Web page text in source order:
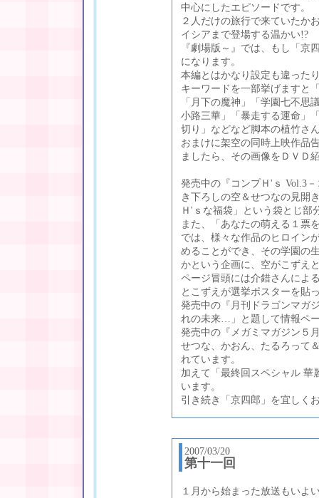
中心にしたエピソードです。
２人だけの旅行で来ていた
イシアまで登場する温かい!?
『劇場版～』では、もし「京
になります。
本編とはかなり設定も違った
キーワードを一部挙げますと
「月下の魔神」「学園七不思
小路三華」「暴走する運命」
切り」などなど脚本の植竹さ
おまけに架空の同時上映作品
ましたら、その画像をＤＶＤ
発売中の『コンプＨ'ｓ Vol.3
き下ろしの空＆せつなの見開
Ｈ'ｓな福袋」という袋とじ部
また、「あなたの萌える１票
では、様々な作品のヒロイン
めることができ、その学園の
かという企画に、空がこずえ
ページ冒頭には介錯さんによ
とこずえが選挙ポスターを貼
発売中の『月刊ドラゴンマガ
れの未来…」と題して情報ペ
発売中の『メガミマガジン５
せつな、かおん、たるろって
れています。
加えて「最終回スペシャル 華
います。
引き続き「京四郎」を宜しく
2007/03/20
第十一回
１月から始まった放送もいよ